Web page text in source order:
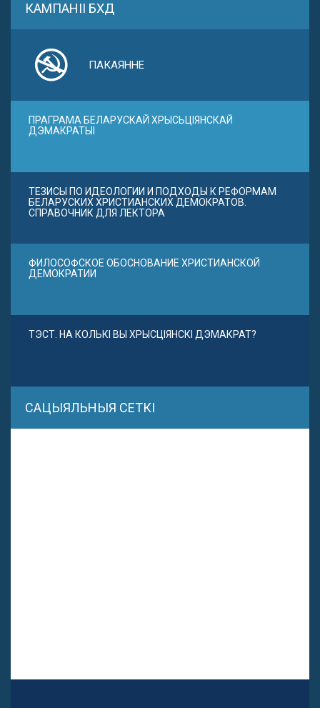
КАМПАНІІ БХД
ПАКАЯННЕ
ПРАГРАМА БЕЛАРУСКАЙ ХРЫСЬЦІЯНСКАЙ
ДЭМАКРАТЫІ
ТЕЗИСЫ ПО ИДЕОЛОГИИ И ПОДХОДЫ К РЕФОРМАМ
БЕЛАРУСКИХ ХРИСТИАНСКИХ ДЕМОКРАТОВ.
СПРАВОЧНИК ДЛЯ ЛЕКТОРА
ФИЛОСОФСКОЕ ОБОСНОВАНИЕ ХРИСТИАНСКОЙ
ДЕМОКРАТИИ
ТЭСТ. НА КОЛЬКІ ВЫ ХРЫСЦІЯНСКІ ДЭМАКРАТ?
САЦЫЯЛЬНЫЯ СЕТКІ